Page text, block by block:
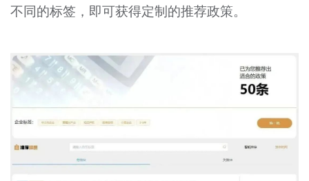
不同的标签，即可获得定制的推荐政策。